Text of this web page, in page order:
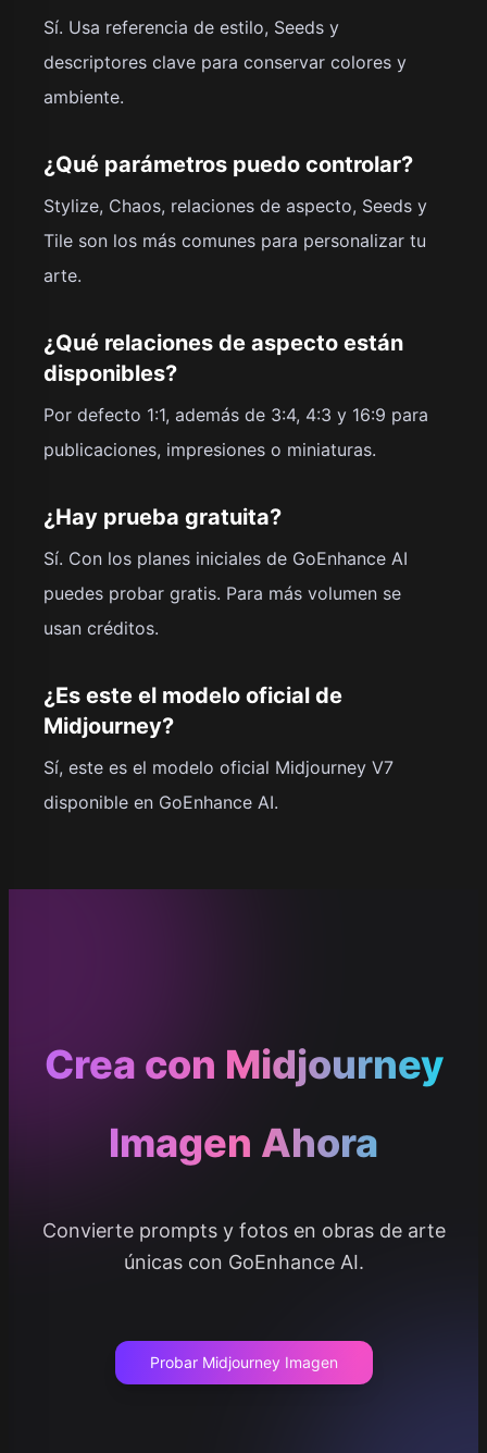
Sí. Usa referencia de estilo, Seeds y
descriptores clave para conservar colores y
ambiente.
¿Qué parámetros puedo controlar?
Stylize, Chaos, relaciones de aspecto, Seeds y
Tile son los más comunes para personalizar tu
arte.
¿Qué relaciones de aspecto están
disponibles?
Por defecto 1:1, además de 3:4, 4:3 y 16:9 para
publicaciones, impresiones o miniaturas.
¿Hay prueba gratuita?
Sí. Con los planes iniciales de GoEnhance AI
puedes probar gratis. Para más volumen se
usan créditos.
¿Es este el modelo oficial de
Midjourney?
Sí, este es el modelo oficial Midjourney V7
disponible en GoEnhance AI.
Crea con Midjourney
Imagen Ahora
Convierte prompts y fotos en obras de arte
únicas con GoEnhance AI.
Probar Midjourney Imagen